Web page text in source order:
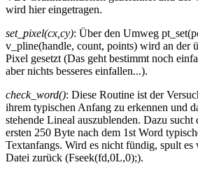
wird hier eingetragen.
set_pixel(cx,cy): Über den Umweg
v_pline(handle, count, points) wird an der
Pixel gesetzt (Das geht bestimmt noch
aber nichts besseres einfallen...).
check_word(): Diese Routine ist der
ihrem typischen Anfang zu erkennen und
stehende Lineal auszublenden. Dazu sucht
ersten 250 Byte nach dem 1st Word
Textanfangs. Wird es nicht fündig, spult
Datei zurück (Fseek(fd,0L,0);).